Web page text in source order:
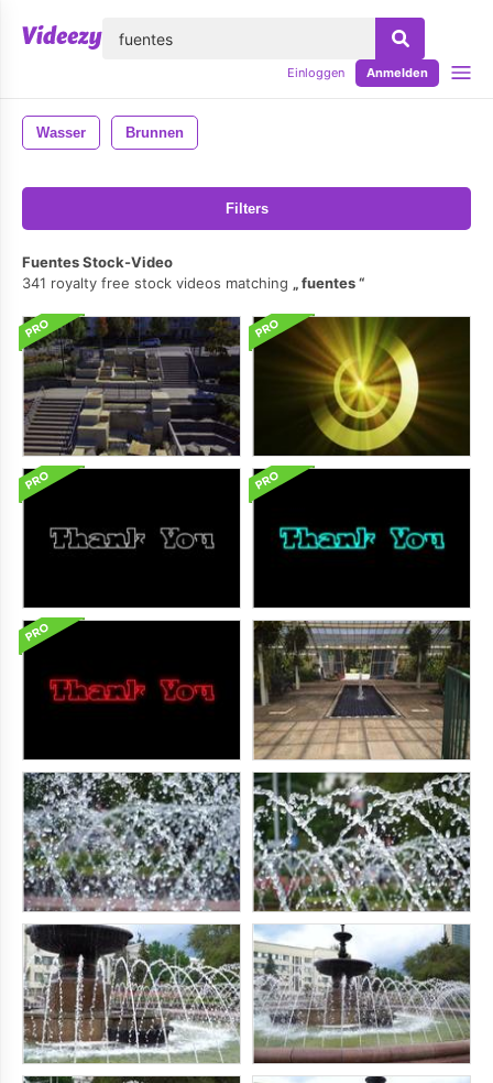
Einloggen Anmelden
Wasser Brunnen
Filters
Fuentes Stock-Video
341 royalty free stock videos matching
fuentes